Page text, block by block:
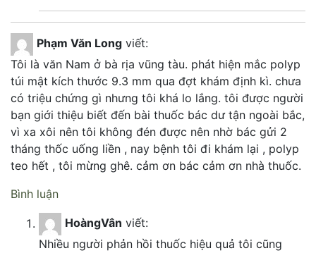
Phạm Văn Long viết:
Tôi là văn Nam ở bà rịa vũng tàu. phát hiện mắc polyp
túi mật kích thước 9.3 mm qua đợt khám định kì. chưa
có triệu chứng gì nhưng tôi khá lo lắng. tôi được người
bạn giới thiệu biết đến bài thuốc bác dư tận ngoài bắc,
vì xa xôi nên tôi không đén được nên nhờ bác gửi 2
tháng thốc uống liền , nay bệnh tôi đi khám lại , polyp
teo hết , tôi mừng ghê. cảm ơn bác cảm ơn nhà thuốc.
Bình luận
HoàngVân viết:
Nhiều người phản hồi thuốc hiệu quả tôi cũng